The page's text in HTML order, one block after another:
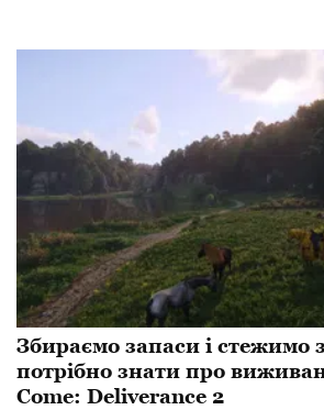
Збираємо запаси і стежимо
потрібно знати про
Come: Deliverance 2